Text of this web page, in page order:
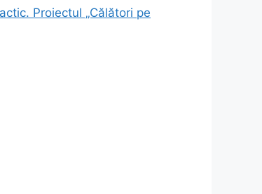
Proiectul „Călători pe